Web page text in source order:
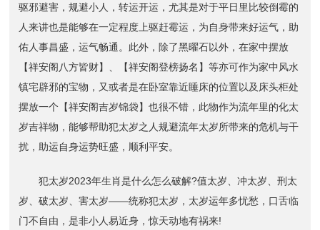
驱邪避害，规避小人，转运开运，尤其是对于平日里比较倒霉的
人来讲也是能够在一定程度上驱赶霉运，为自身带来好运气，助
佑人事昌盛，运气畅通。此外，除了黑曜石以外，在家中摆放
【祥安阁八方皆财】、【祥安阁登榜扬名】等亦可作为家中风水
镇宅辟邪的宝物，又或者是在卧室靠近睡床的位置以及床头柜处
摆放一个【祥安阁吉岁锦袋】也很不错，此物作为流年里的化太
岁吉祥物，能够帮助犯太岁之人规避流年太岁所带来的危机与干
扰，助运自身运势旺盛，顺利平安。
犯太岁2023年生肖是什么怎么破解?值太岁、冲太岁、刑太
岁、破太岁、害太岁——统称犯太岁，太岁运年多忧愁，口舌临
门不自由，是非小人易近身，惊天动地有祸来!